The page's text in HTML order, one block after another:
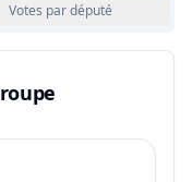
Votes par député